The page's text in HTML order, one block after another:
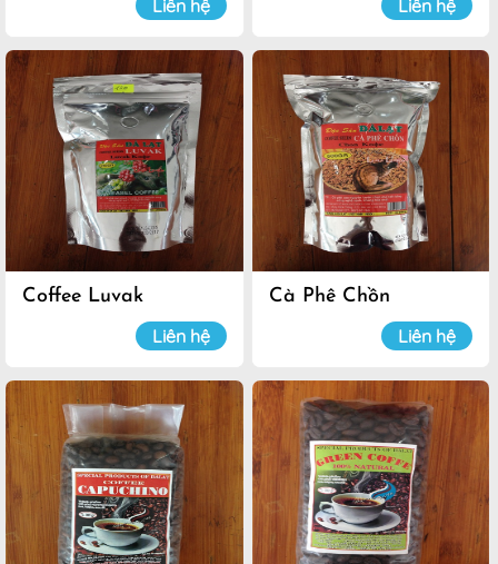
Liên hệ Liên hệ
Coffee Luvak
Liên hệ
Cà Phê Chồn
Liên hệ